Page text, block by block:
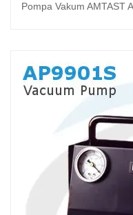
Pompa Vakum AMTAST